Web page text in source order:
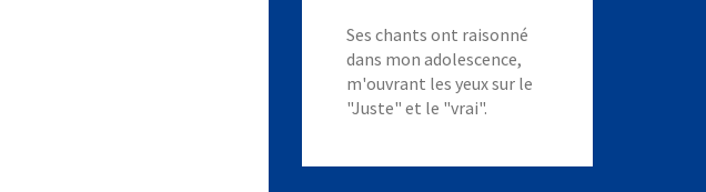
Ses chants ont raisonné
dans mon adolescence,
m'ouvrant les yeux sur le
"Juste" et le "vrai".